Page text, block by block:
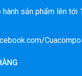
hành sản phẩm lên tới